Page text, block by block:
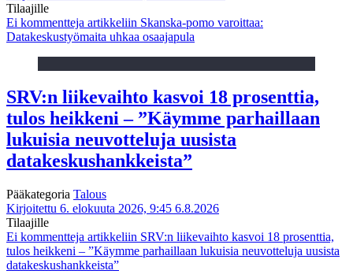
Tilaajille
Ei kommentteja artikkeliin Skanska-pomo varoittaa:
Datakeskustyömaita uhkaa osaajapula
SRV:n liikevaihto kasvoi 18 prosenttia,
tulos heikkeni – ”Käymme parhaillaan
lukuisia neuvotteluja uusista
datakeskushankkeista”
Pääkategoria Talous
Kirjoitettu 6. elokuuta 2026, 9:45 6.8.2026
Tilaajille
Ei kommentteja artikkeliin SRV:n liikevaihto kasvoi 18 prosenttia,
tulos heikkeni – ”Käymme parhaillaan lukuisia neuvotteluja uusista
datakeskushankkeista”